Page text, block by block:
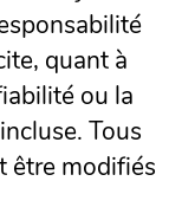
quant à
ou la
Tous
être modifiés